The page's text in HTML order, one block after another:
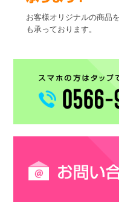
お客様オリジナルの商品
も承っております。